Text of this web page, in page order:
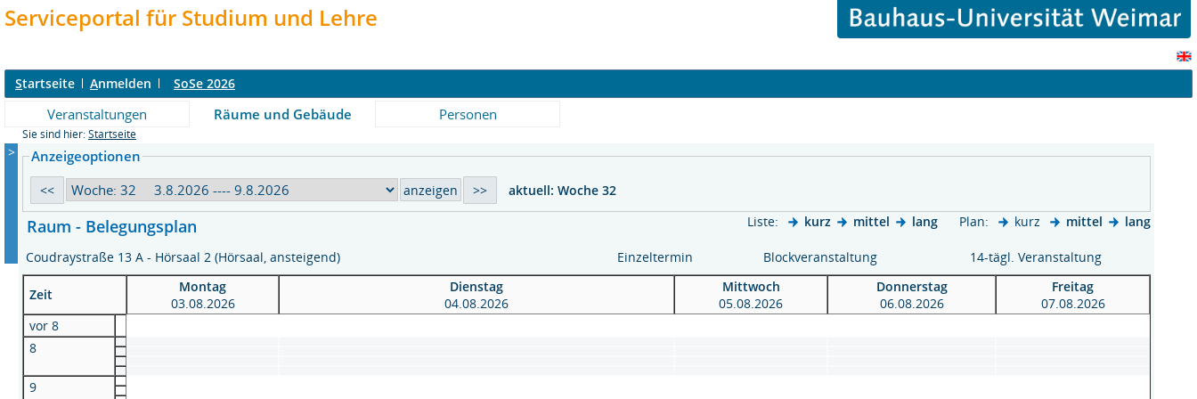
Serviceportal für Studium und Lehre
Startseite Anmelden SoSe 2026
Veranstaltungen Räume und Gebäude Personen
Sie sind hier: Startseite
> Anzeigeoptionen
aktuell: Woche 32
Raum - Belegungsplan Liste: kurz mittel lang Plan: kurz mittel lang
Coudraystraße 13 A - Hörsaal 2 (Hörsaal, ansteigend) Einzeltermin Blockveranstaltung 14-tägl. Veranstaltung
Zeit
Montag
03.08.2026
Dienstag
04.08.2026
Mittwoch
05.08.2026
Donnerstag
06.08.2026
Freitag
07.08.2026
vor 8
8
9